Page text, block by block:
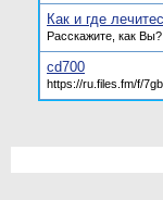
Как и где
Расскажите, как
cd700
https://ru.files.fm/f/